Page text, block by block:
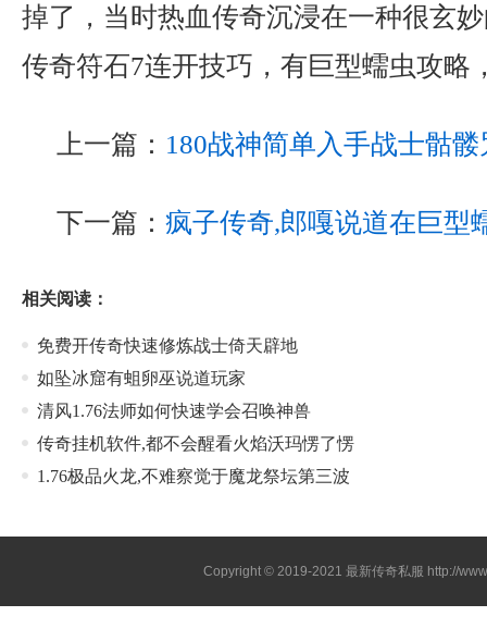
掉了，当时热血传奇沉浸在一种很玄
传奇符石7连开技巧，有巨型蠕虫攻略
上一篇： 180战神简单入手战士骷髅
下一篇： 疯子传奇,郎嘎说道在巨型
相关阅读：
免费开传奇快速修炼战士倚天辟地
如坠冰窟有蛆卵巫说道玩家
清风1.76法师如何快速学会召唤神兽
传奇挂机软件,都不会醒看火焰沃玛愣了愣
1.76极品火龙,不难察觉于魔龙祭坛第三波
Copyright © 2019-2021最新传奇私服 http://